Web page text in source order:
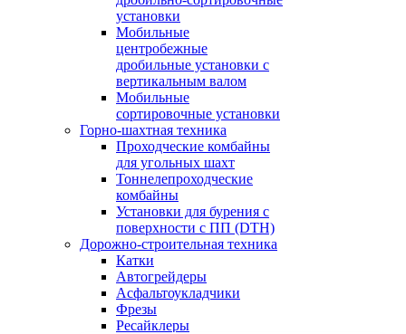
установки
Мобильные
центробежные
дробильные установки с
вертикальным валом
Мобильные
сортировочные установки
Горно-шахтная техника
Проходческие комбайны
для угольных шахт
Тоннелепроходческие
комбайны
Установки для бурения с
поверхности с ПП (DTH)
Дорожно-строительная техника
Катки
Автогрейдеры
Асфальтоукладчики
Фрезы
Ресайклеры